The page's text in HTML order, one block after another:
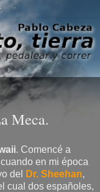
Meca.
. Comencé a
en mi época
del
Dr. Sheehan,
cual dos españoles,